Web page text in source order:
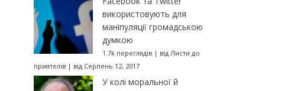
використовують для
маніпуляції громадською
думкою
1.7k переглядів| від Листи до
приятелів| від Серпень 12, 2017
У колі моральної й